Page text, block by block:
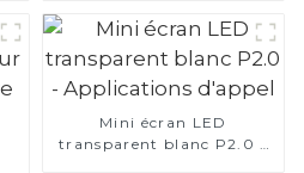
Mini écran LED
transparent blanc P2.0 -